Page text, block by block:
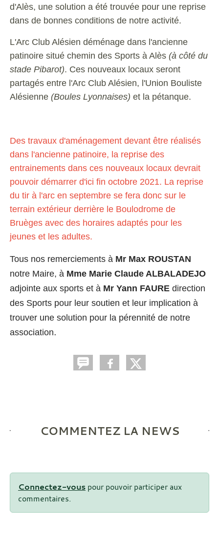
d'Alès, une solution a été trouvée pour une reprise
dans de bonnes conditions de notre activité.
L'Arc Club Alésien déménage dans l'ancienne
patinoire situé chemin des Sports à Alès (à côté du
stade Pibarot). Ces nouveaux locaux seront
partagés entre l'Arc Club Alésien, l'Union Bouliste
Alésienne (Boules Lyonnaises) et la pétanque.
Des travaux d'aménagement devant être réalisés
dans l'ancienne patinoire, la reprise des
entrainements dans ces nouveaux locaux devrait
pouvoir démarrer d'ici fin octobre 2021. La reprise
du tir à l'arc en septembre se fera donc sur le
terrain extérieur derrière le Boulodrome de
Bruèges avec des horaires adaptés pour les
jeunes et les adultes.
Tous nos remerciements à Mr Max ROUSTAN
notre Maire, à Mme Marie Claude ALBALADEJO
adjointe aux sports et à Mr Yann FAURE direction
des Sports pour leur soutien et leur implication à
trouver une solution pour la pérennité de notre
association.
COMMENTEZ LA NEWS
Connectez-vous pour pouvoir participer aux
commentaires.